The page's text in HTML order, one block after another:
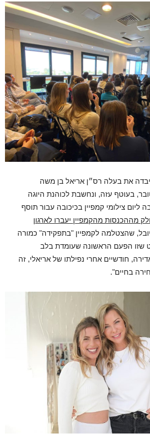
מי שאיבדה את בעלה רס״ן אריאל בן משה
ה7 באוקטובר, בעוטף עזה, ונחשבת לכוהנת היוגה
ליום צילומי קמפיין בכיכובה עבור תוסף
מההכנסות מהקמפיין יעברו לארגון
יובל, שהצטלמה לקמפיין "בתפקידה" כמורה
שזו הפעם הראשונה שעומדת בלב
חודשיים אחרי נפילתו של אריאלי, זה
בחיים".